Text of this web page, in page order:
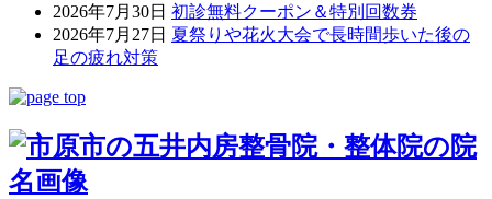
2026年7月30日 初診無料クーポン＆特別回数券
2026年7月27日 夏祭りや花火大会で長時間歩いた後の
足の疲れ対策